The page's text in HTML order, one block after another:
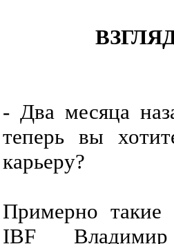
- Два месяца
теперь вы
карьеру?
Примерно такие
IBF